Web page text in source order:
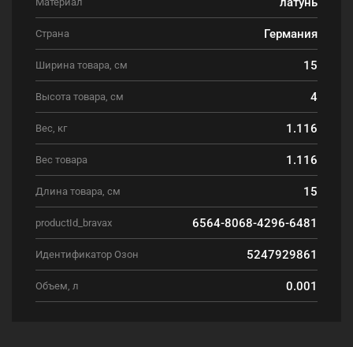
Страна Германия
Ширина товара, см 15
Высота товара, см 4
Вес, кг 1.116
Вес товара 1.116
Длина товара, см 15
productId_bravax 6564-8068-4296-6481
Идентификатор Озон 5247929861
Объем, л 0.001